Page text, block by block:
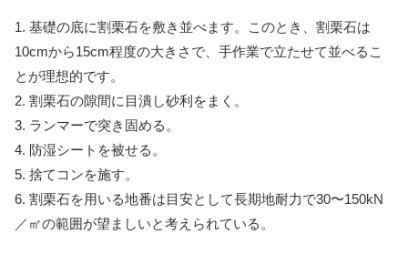
1. 基礎の底に割栗石を敷き並べます。このとき、割栗石は
10cmから15cm程度の大きさで、手作業で立たせて並べるこ
とが理想的です。
2. 割栗石の隙間に目潰し砂利をまく。
3. ランマーで突き固める。
4. 防湿シートを被せる。
5. 捨てコンを施す。
6. 割栗石を用いる地番は目安として長期地耐力で30〜150kN
／㎡の範囲が望ましいと考えられている。